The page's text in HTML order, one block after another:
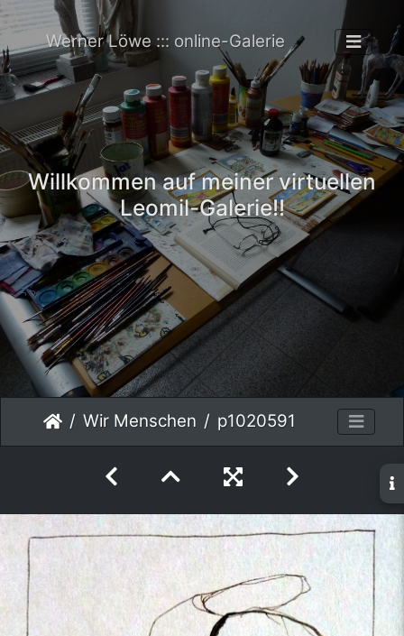
Werner Löwe ::: online-Galerie
Willkommen auf meiner virtuellen
Leomil-Galerie!!
Wir Menschen p1020591